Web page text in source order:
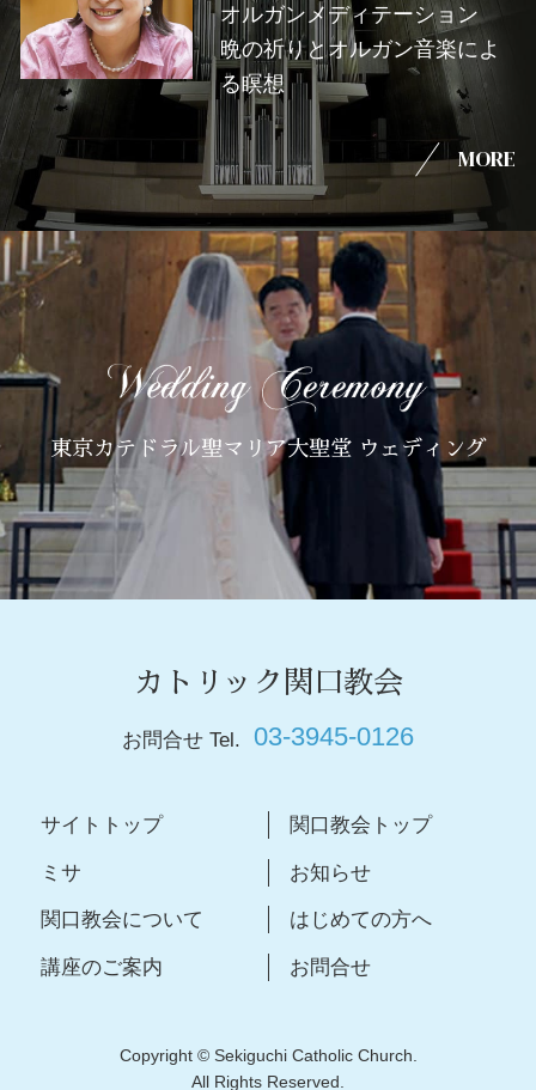
オルガンメディテーション
晩の祈りとオルガン音楽によ
る瞑想
MORE
東京カテドラル聖マリア大聖堂 ウェディング
カトリック関口教会
お問合せ Tel. 03-3945-0126
サイトトップ 関口教会トップ
ミサ お知らせ
関口教会について はじめての方へ
講座のご案内 お問合せ
Copyright © Sekiguchi Catholic Church.
All Rights Reserved.